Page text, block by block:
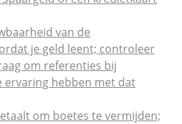
van de
je geld leent; controleer
om referenties bij
hebben met dat
om boetes te vermijden;